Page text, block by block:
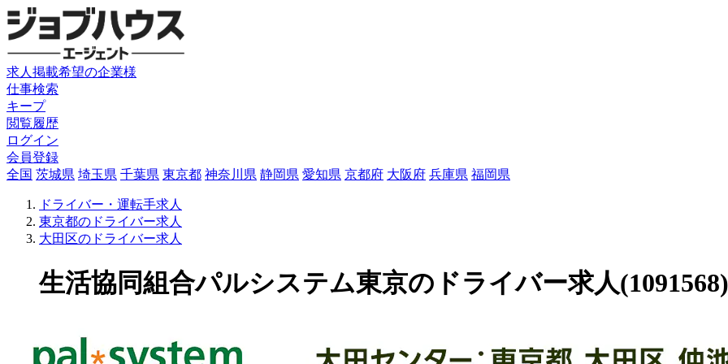
求人掲載希望の企業様
仕事検索
キープ
閲覧履歴
ログイン
会員登録
全国 茨城県 埼玉県 千葉県 東京都 神奈川県 静岡県 愛知県 京都府 大阪府 兵庫県 福岡県
ドライバー・運転手求人
東京都のドライバー求人
大田区のドライバー求人
生活協同組合パルシステム東京のドライバー求人(1091568)